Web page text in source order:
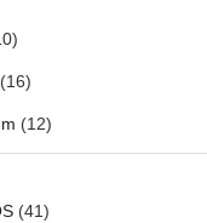
(12)
(41)